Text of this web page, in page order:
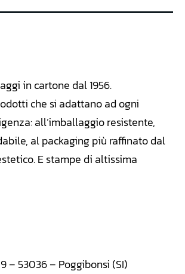
in cartone dal 1956.
che si adattano ad ogni
all’imballaggio resistente,
al packaging più raffinato dal
E stampe di altissima
– 53036 – Poggibonsi (SI)